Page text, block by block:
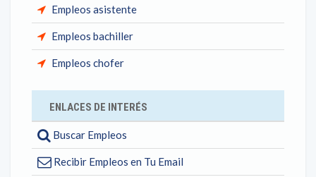
Empleos asistente
Empleos bachiller
Empleos chofer
ENLACES DE INTERÉS
Buscar Empleos
Recibir Empleos en Tu Email